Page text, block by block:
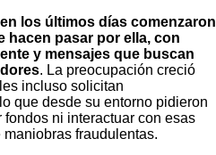
en los últimos días comenzaron
hacen pasar por ella, con
y mensajes que buscan
. La preocupación creció
incluso solicitan
que desde su entorno pidieron
ni interactuar con esas
fraudulentas.